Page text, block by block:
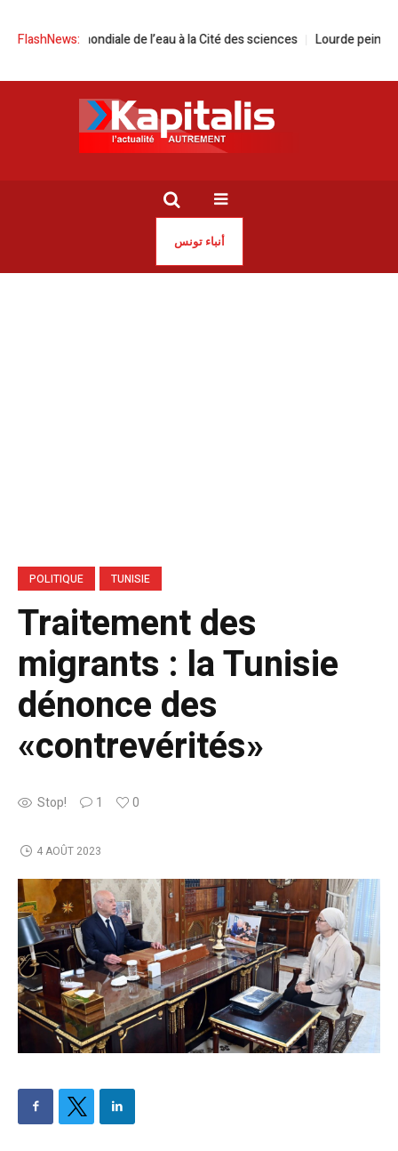
FlashNews:
mondiale de l’eau à la Cité des sciences Lourde peine pour
أنباء تونس
POLITIQUE TUNISIE
Traitement des
migrants : la Tunisie
dénonce des
«contrevérités»
Stop! 1 0
4 AOÛT 2023